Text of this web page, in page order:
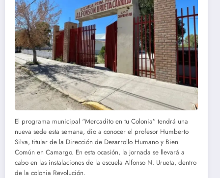
El programa municipal “Mercadito en tu Colonia” tendrá una
nueva sede esta semana, dio a conocer el profesor Humberto
Silva, titular de la Dirección de Desarrollo Humano y Bien
Común en Camargo. En esta ocasión, la jornada se llevará a
cabo en las instalaciones de la escuela Alfonso N. Urueta, dentro
de la colonia Revolución.